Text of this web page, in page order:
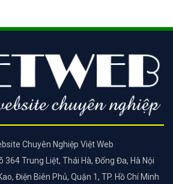
Chuyên Nghiệp Việt Web
364 Trung Liệt, Thái Hà, Đống Đa, Hà Nội
Điện Biên Phủ, Quận 1, TP. Hồ Chí Minh